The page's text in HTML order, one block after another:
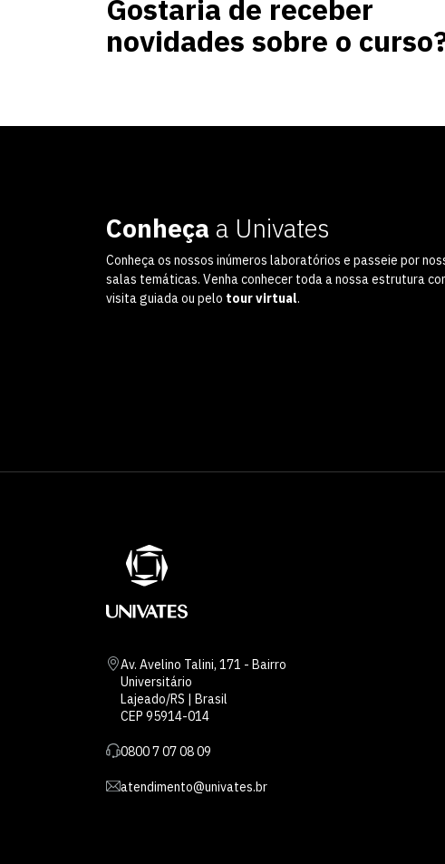
Gostaria de receber
novidades sobre o
Conheça a Univates
Conheça os nossos inúmeros laboratórios e passeie por
salas temáticas. Venha conhecer toda a nossa estrutura
visita guiada ou pelo tour virtual.
Av. Avelino Talini, 171 - Bairro
Universitário
Lajeado/RS | Brasil
CEP 95914-014
0800 7 07 08 09
atendimento@univates.br